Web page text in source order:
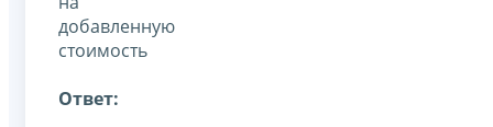
добавленную
стоимость
Ответ: